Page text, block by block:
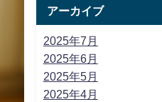
アーカイブ
2025年7月
2025年6月
2025年5月
2025年4月